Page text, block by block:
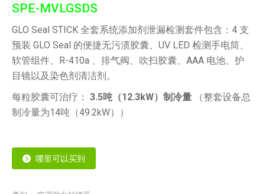
SPE-MVLGSDS
GLO Seal STICK 全套系统添加剂泄漏检测套件包含：4 支
预装 GLO Seal 的便捷无污渍胶囊、UV LED 检测手电筒、
软管组件、R-410a 、排气阀、吹扫胶囊、AAA 电池、护
目镜以及染色剂清洁剂。
每粒胶囊可治疗： 3.5吨（12.3kW）制冷量
（整套设备总
制冷量为14吨（49.2kW））
哪里可以买到